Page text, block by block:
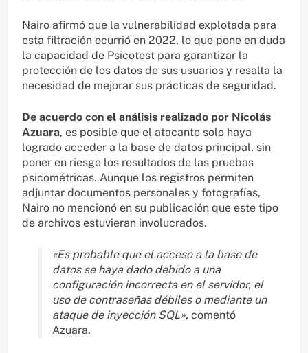
Nairo afirmó que la vulnerabilidad explotada para
esta filtración ocurrió en 2022, lo que pone en duda
la capacidad de Psicotest para garantizar la
protección de los datos de sus usuarios y resalta la
necesidad de mejorar sus prácticas de seguridad.
De acuerdo con el análisis realizado por Nicolás
Azuara, es posible que el atacante solo haya
logrado acceder a la base de datos principal, sin
poner en riesgo los resultados de las pruebas
psicométricas. Aunque los registros permiten
adjuntar documentos personales y fotografías,
Nairo no mencionó en su publicación que este tipo
de archivos estuvieran involucrados.
«Es probable que el acceso a la base de
datos se haya dado debido a una
configuración incorrecta en el servidor, el
uso de contraseñas débiles o mediante un
ataque de inyección SQL», comentó
Azuara.